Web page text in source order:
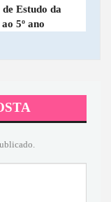
Estudo da
5º ano